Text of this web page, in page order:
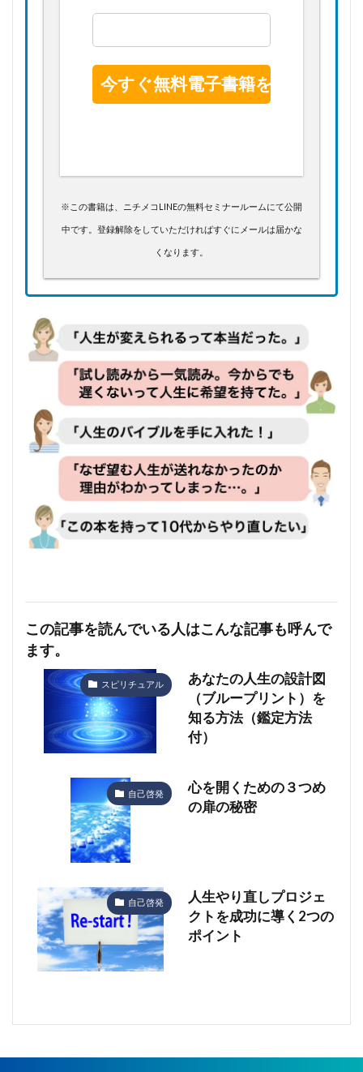
※この書籍は、ニチメコLINEの無料セミナールームにて公開
中です。登録解除をしていただければすぐにメールは届かな
くなります。
この記事を読んでいる人はこんな記事も呼んで
ます。
スピリチュアル
あなたの人生の設計図
（ブループリント）を
知る方法（鑑定方法
付）
自己啓発
心を開くための３つめ
の扉の秘密
自己啓発
人生やり直しプロジェ
クトを成功に導く2つの
ポイント